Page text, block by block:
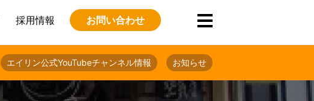
採用情報 お問い合わせ
エイリン公式YouTubeチャンネル情報 お知らせ